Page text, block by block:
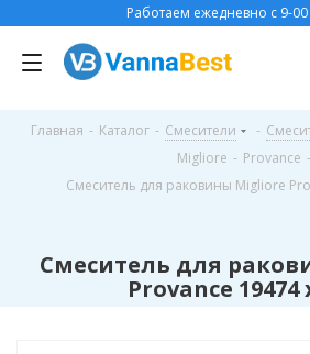
Работаем ежедневно с 9-
Главная - Каталог - Смесители -
Migliore - Provance -
Смеситель для раковины Migliore
Смеситель для
Provance